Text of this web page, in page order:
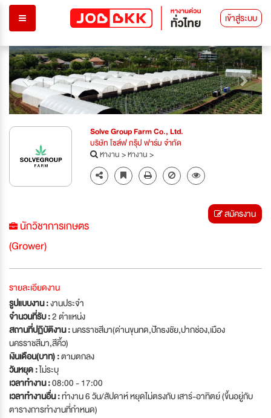
เข้าสู่ระบบ
Previous Next
Solve Group Farm Co., Ltd.
บริษัท โซล์ฟ กรุ๊ป ฟาร์ม จำกัด
หางาน>หางาน>
นักวิชาการเกษตร
(Grower)
สมัครงาน
รายละเอียดงาน
รูปแบบงาน :งานประจำ
จำนวนที่รับ :2 ตำแหน่ง
สถานที่ปฏิบัติงาน :นครราชสีมา(ด่านขุนทด,ปักธงชัย,ปากช่อง,เมือง
นครราชสีมา,สีคิ้ว)
เงินเดือน(บาท) :ตามตกลง
วันหยุด :ไม่ระบุ
เวลาทำงาน :08:00 - 17:00
เวลาทำงานอื่น :ทำงาน 6 วัน/สัปดาห์ หยุดไม่ตรงกับ เสาร์-อาทิตย์ (ขึ้นอยู่กับ
ตารางการทำงานที่กำหนด)